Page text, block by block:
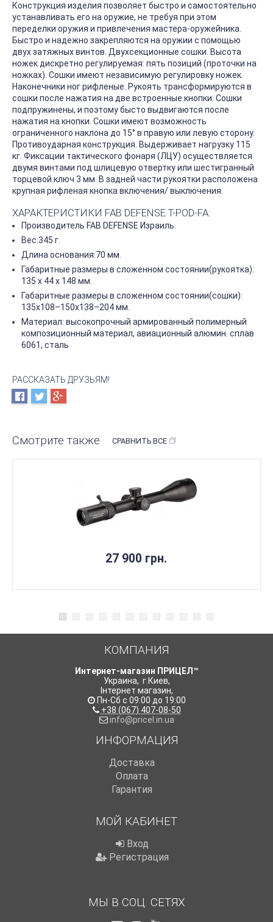
Конструкция изделия позволяет быстро и самостоятельно
устанавливать его на оружие, не требуя при этом
переделки оружия и привлечения мастера-оружейника.
Быстро и надежно закрепляются на оружии с помощью
двух затяжных винтов. Двухсекционные сошки. Высота
ножек дискретно регулируемая: пять позиций (проточки на
ножках). Сошки имеют независимую регулировку ножек.
Наконечники ног рифленые. Рукоять трансформируются в
сошки после нажатия на две встроенные кнопки. Сошки
подпружинены, и поэтому бысто выдвигаются после
нажатия на кнопки. Сошки имеют возможность
ограниченного наклона до 15° в правую или левую сторону.
Противоударная конструкция. Выдерживает нагрузку 115
кг. Фиксации тактического фонаря (ЛЦУ) осуществляется
двумя винтами под шлицевую отвертку или шестигранный
торцевой ключ 3 мм. В задней части рукоятки расположена
крупная рифленая кнопка включения/ выключения.
ХАРАКТЕРИСТИКИ FAB DEFENSE T-POD-FA:
Производитель FAB DEFENSE Израиль.
Вес:345 г.
Длина основания:70 мм.
Габаритные размеры в сложенном состоянии(рукоятка):
135 х 44 х 148 мм.
Габаритные размеры в сложенном состоянии(сошки):
135х108–150х138–204 мм.
Материал: высокопрочный армированный полимерный
композиционный материал, авиационный алюмин. сплав
6061, сталь
РАССКАЗАТЬ ДРУЗЬЯМ!
Смотрите также СРАВНИТЬ ВСЕ
27 900 грн.
КОМПАНИЯ
Интернет-магазин ПРИЦЕЛ™
Украина, г.Киев,
Інтернет магазин,
Пн-Сб с 09:00 до 19:00
+38 (067) 407-08-50
info@pricel.in.ua
ИНФОРМАЦИЯ
Доставка
Оплата
Гарантия
МОЙ КАБИНЕТ
Вход
Регистрация
МЫ В СОЦ. СЕТЯХ